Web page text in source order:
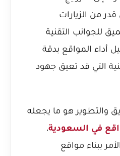
من الزيارات
للجوانب التقنية
أداء المواقع بدقة
التي قد تعيق جهود
والتطوير هو ما يجعله
في السعودية،
ببناء مواقع